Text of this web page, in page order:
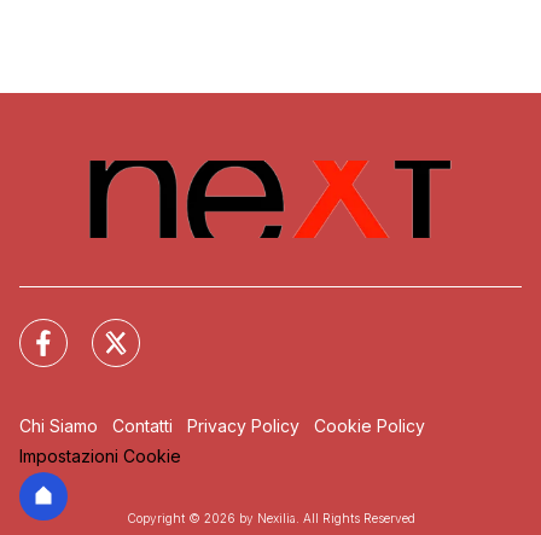
Chi Siamo Contatti Privacy Policy
Cookie Policy
Impostazioni Cookie
Copyright © 2026 by Nexilia. All Rights Reserved